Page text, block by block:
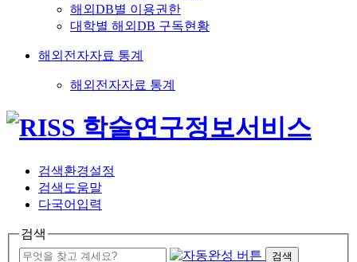
해외DB별 이용권한
대학별 해외DB 구독현황
해외전자자료 통계
해외전자자료 통계
검색환경설정
검색도움말
다국어입력
검색
검색